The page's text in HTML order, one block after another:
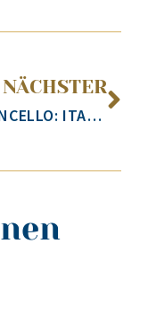
NÄCHSTER
LIMONCELLO: ITALIENURLAUB IM GLAS